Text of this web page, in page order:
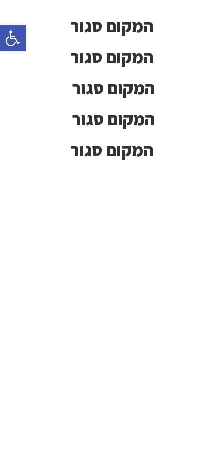
המקום סגור
המקום סגור
המקום סגור
המקום סגור
המקום סגור
פתח